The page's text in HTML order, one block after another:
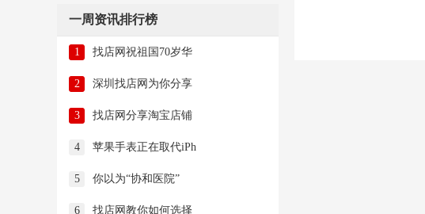
一周资讯排行榜
1 找店网祝祖国70岁华
2 深圳找店网为你分享
3 找店网分享淘宝店铺
4 苹果手表正在取代iPh
5 你以为“协和医院”
6 找店网教你如何选择